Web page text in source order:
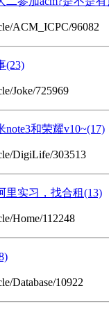
ACM_ICPC/96082
(23)
Joke/725969
note3和荣耀v10~(17)
DigiLife/303513
里实习，找合租(13)
Home/112248
Database/10922